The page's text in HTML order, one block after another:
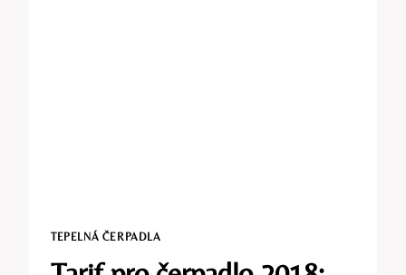
TEPELNÁ ČERPADLA